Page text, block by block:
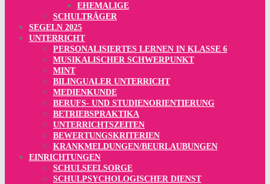
EHEMALIGE
SCHULTRÄGER
SEGELN 2025
UNTERRICHT
PERSONALISIERTES LERNEN IN KLASSE 6
MUSIKALISCHER SCHWERPUNKT
MINT
BILINGUALER UNTERRICHT
MEDIENKUNDE
BERUFS- UND STUDIENORIENTIERUNG
BETRIEBSPRAKTIKA
UNTERRICHTSZEITEN
BEWERTUNGSKRITERIEN
KRANKMELDUNGEN/BEURLAUBUNGEN
EINRICHTUNGEN
SCHULSEELSORGE
SCHULPSYCHOLOGISCHER DIENST